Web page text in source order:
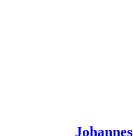
Johannes